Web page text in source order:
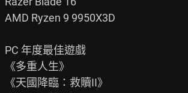
AMD Ryzen 9 9950X3D
PC 年度最佳遊戲
《多重人生》
《天國降臨：救贖II》